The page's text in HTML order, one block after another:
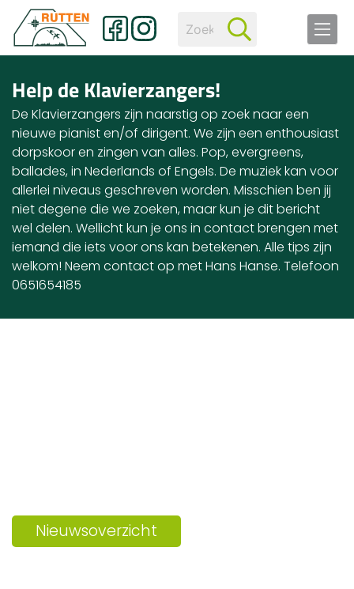
Help de Klavierzangers!
De Klavierzangers zijn naarstig op zoek naar een
nieuwe pianist en/of dirigent. We zijn een enthousiast
dorpskoor en zingen van alles. Pop, evergreens,
ballades, in Nederlands of Engels. De muziek kan voor
allerlei niveaus geschreven worden. Misschien ben jij
niet degene die we zoeken, maar kun je dit bericht
wel delen. Wellicht kun je ons in contact brengen met
iemand die iets voor ons kan betekenen. Alle tips zijn
welkom! Neem contact op met Hans Hanse. Telefoon
0651654185
Nieuwsoverzicht